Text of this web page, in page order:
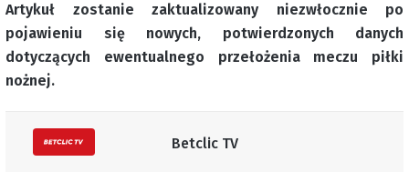
Artykuł zostanie zaktualizowany niezwłocznie po
pojawieniu się nowych, potwierdzonych danych
dotyczących ewentualnego przełożenia meczu piłki
nożnej.
Betclic TV